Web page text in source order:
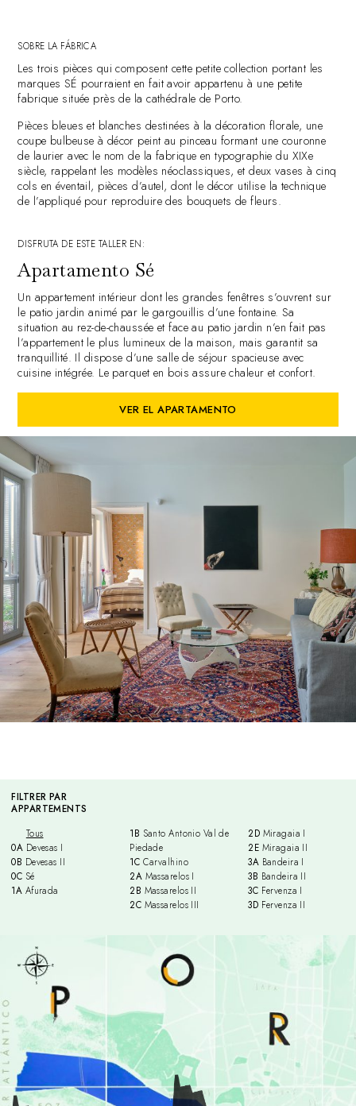
SOBRE LA FÁBRICA
Les trois pièces qui composent cette petite collection portant les
marques SÉ pourraient en fait avoir appartenu à une petite
fabrique située près de la cathédrale de Porto.
Pièces bleues et blanches destinées à la décoration florale, une
coupe bulbeuse à décor peint au pinceau formant une couronne
de laurier avec le nom de la fabrique en typographie du XIXe
siècle, rappelant les modèles néoclassiques, et deux vases à cinq
cols en éventail, pièces d’autel, dont le décor utilise la technique
de l’appliqué pour reproduire des bouquets de fleurs.
DISFRUTA DE ESTE TALLER EN:
Apartamento Sé
Un appartement intérieur dont les grandes fenêtres s’ouvrent sur
le patio jardin animé par le gargouillis d’une fontaine. Sa
situation au rez-de-chaussée et face au patio jardin n’en fait pas
l’appartement le plus lumineux de la maison, mais garantit sa
tranquillité. Il dispose d’une salle de séjour spacieuse avec
cuisine intégrée. Le parquet en bois assure chaleur et confort.
VER EL APARTAMENTO
FILTRER PAR
APPARTEMENTS
Tous
0A Devesas I
0B Devesas II
0C Sé
1A Afurada
1B Santo Antonio Val de
Piedade
1C Carvalhino
2A Massarelos I
2B Massarelos II
2C Massarelos III
2D Miragaia I
2E Miragaia II
3A Bandeira I
3B Bandeira II
3C Fervenza I
3D Fervenza II